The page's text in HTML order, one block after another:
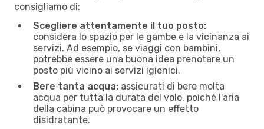
consigliamo di:
Scegliere attentamente il tuo posto:
considera lo spazio per le gambe e la vicinanza ai
servizi. Ad esempio, se viaggi con bambini,
potrebbe essere una buona idea prenotare un
posto più vicino ai servizi igienici.
Bere tanta acqua: assicurati di bere molta
acqua per tutta la durata del volo, poiché l'aria
della cabina può provocare un effetto
disidratante.